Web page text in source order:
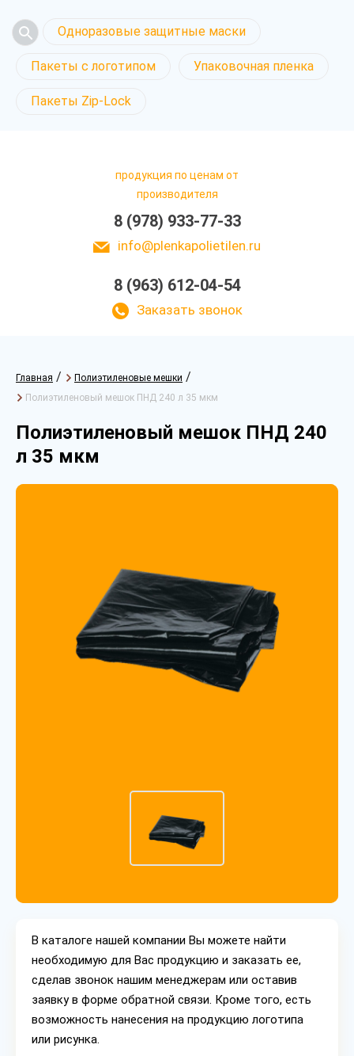
Одноразовые защитные маски
Пакеты с логотипом Упаковочная пленка
Пакеты Zip-Lock
продукция по ценам от
производителя
8 (978) 933-77-33
info@plenkapolietilen.ru
8 (963) 612-04-54
Заказать звонок
Главная / Полиэтиленовые мешки /
Полиэтиленовый мешок ПНД 240 л 35 мкм
Полиэтиленовый мешок ПНД 240
л 35 мкм
В каталоге нашей компании Вы можете найти
необходимую для Вас продукцию и заказать ее,
сделав звонок нашим менеджерам или оставив
заявку в форме обратной связи. Кроме того, есть
возможность нанесения на продукцию логотипа
или рисунка.